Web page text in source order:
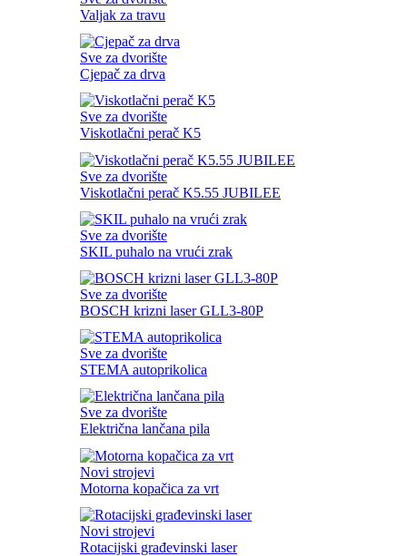
Valjak za travu
Sve za dvorište
Cjepač za drva
Sve za dvorište
Viskotlačni perač K5
Sve za dvorište
Viskotlačni perač K5.55 JUBILEE
Sve za dvorište
SKIL puhalo na vrući zrak
Sve za dvorište
BOSCH krizni laser GLL3-80P
Sve za dvorište
STEMA autoprikolica
Sve za dvorište
Električna lančana pila
Novi strojevi
Motorna kopačica za vrt
Novi strojevi
Rotacijski građevinski laser